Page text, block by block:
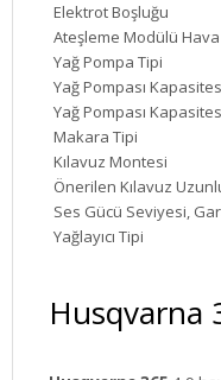
Elektrot Boşluğu
Ateşleme Modülü
Yağ Pompa Tipi
Yağ Pompası
Yağ Pompası
Makara Tipi
Kılavuz Montesi
Önerilen Kılavuz
Ses Gücü Seviyesi,
Yağlayıcı Tipi
Husqvarna